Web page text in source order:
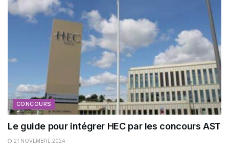
CONCOURS
Le guide pour intégrer HEC par les concours AST
21 NOVEMBRE 2024